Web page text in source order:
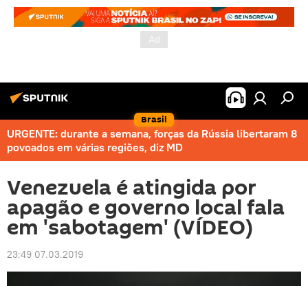
Brasil
URGENTE: durante a semana, forças da Rússia libertaram 8
povoados em várias regiões, diz MD
Venezuela é atingida por
apagão e governo local fala
em 'sabotagem' (VÍDEO)
23:49 07.03.2019